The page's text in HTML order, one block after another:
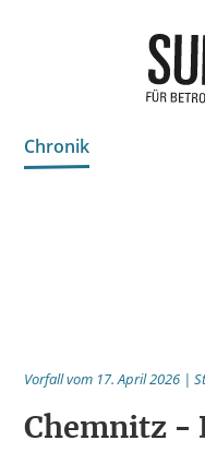
Chronik
Publikationen
Bildungsangebote
Vorfall vom 17. April 2026 |
Chemnitz -